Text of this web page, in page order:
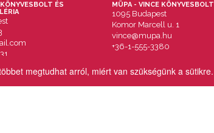
megtudhat arról, miért van szükségünk a sütikre.
ÉS
MÜPA - VINCE KÖNYVESBOLT
1095 Budapest
Komor Marcell u. 1
vince@mupa.hu
+36-1-555-3380